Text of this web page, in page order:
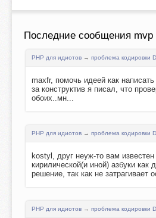
Последние сообщения mvp
PHP для идиотов → проблема кодировки
maxfr, помочь идеей как
за конструктив я писал, что
обоих..мн...
PHP для идиотов → проблема кодировки
kostyl, друг неуж-то вам
кирилической(и иной) азбуки
решение, так как не затрагивает
PHP для идиотов → проблема кодировки